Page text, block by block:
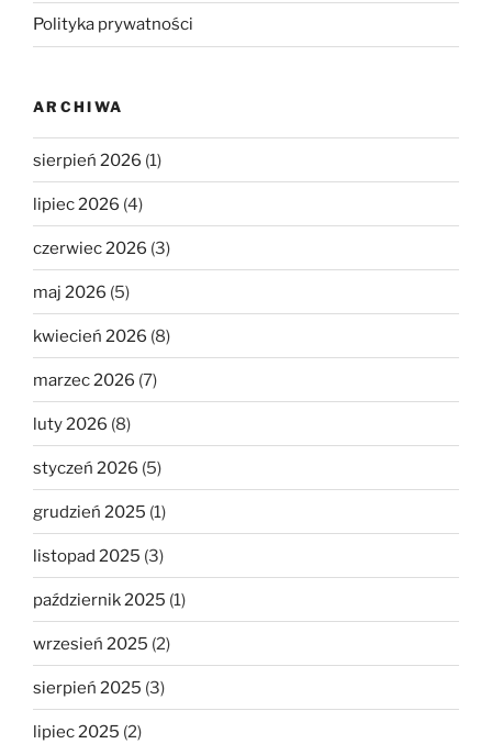
Polityka prywatności
ARCHIWA
sierpień 2026 (1)
lipiec 2026 (4)
czerwiec 2026 (3)
maj 2026 (5)
kwiecień 2026 (8)
marzec 2026 (7)
luty 2026 (8)
styczeń 2026 (5)
grudzień 2025 (1)
listopad 2025 (3)
październik 2025 (1)
wrzesień 2025 (2)
sierpień 2025 (3)
lipiec 2025 (2)